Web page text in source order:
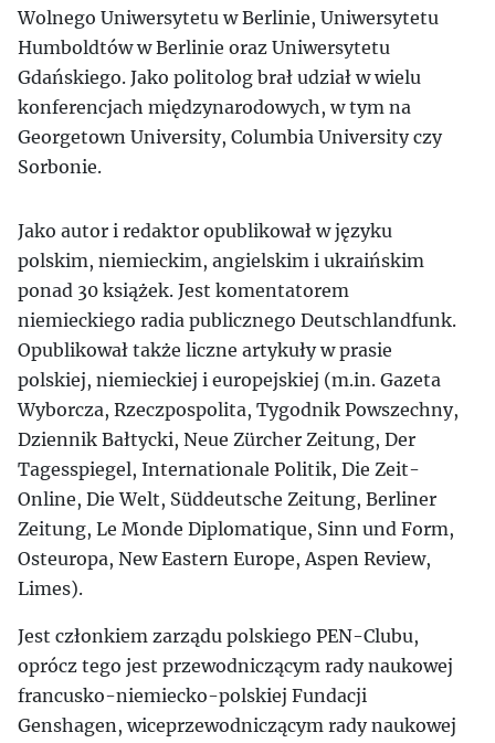
Wolnego Uniwersytetu w Berlinie, Uniwersytetu
Humboldtów w Berlinie oraz Uniwersytetu
Gdańskiego. Jako politolog brał udział w wielu
konferencjach międzynarodowych, w tym na
Georgetown University, Columbia University czy
Sorbonie.
Jako autor i redaktor opublikował w języku
polskim, niemieckim, angielskim i ukraińskim
ponad 30 książek. Jest komentatorem
niemieckiego radia publicznego Deutschlandfunk.
Opublikował także liczne artykuły w prasie
polskiej, niemieckiej i europejskiej (m.in. Gazeta
Wyborcza, Rzeczpospolita, Tygodnik Powszechny,
Dziennik Bałtycki, Neue Zürcher Zeitung, Der
Tagesspiegel, Internationale Politik, Die Zeit-
Online, Die Welt, Süddeutsche Zeitung, Berliner
Zeitung, Le Monde Diplomatique, Sinn und Form,
Osteuropa, New Eastern Europe, Aspen Review,
Limes).
Jest członkiem zarządu polskiego PEN-Clubu,
oprócz tego jest przewodniczącym rady naukowej
francusko-niemiecko-polskiej Fundacji
Genshagen, wiceprzewodniczącym rady naukowej